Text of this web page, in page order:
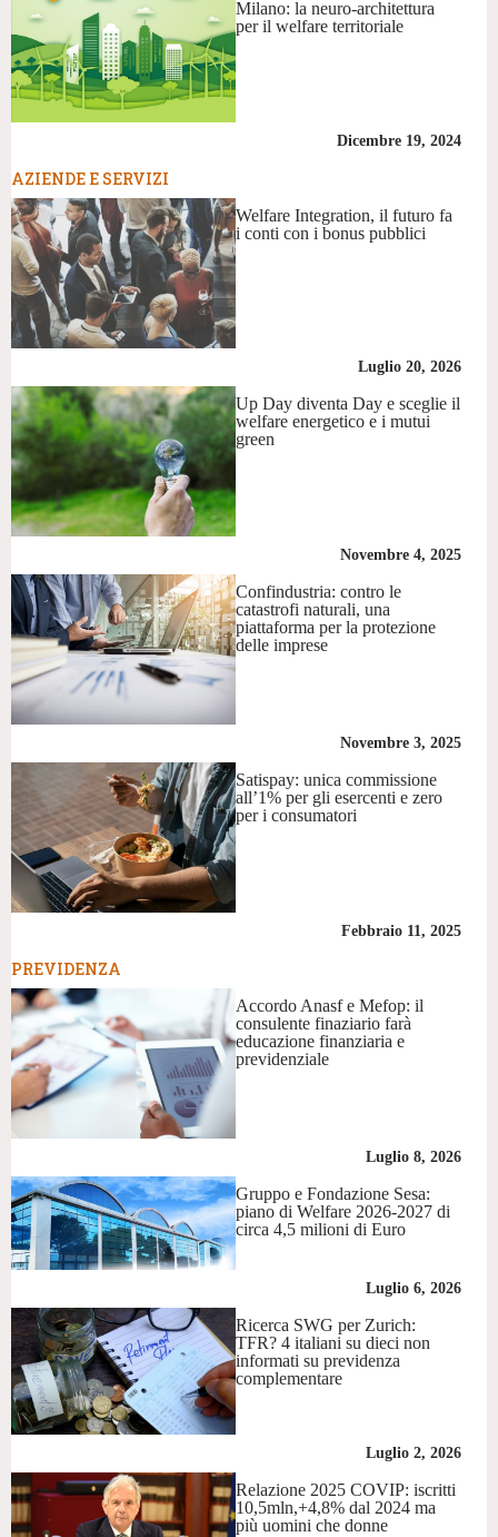
Milano: la neuro-architettura
per il welfare territoriale
Dicembre 19, 2024
AZIENDE E SERVIZI
Welfare Integration, il futuro fa
i conti con i bonus pubblici
Luglio 20, 2026
Up Day diventa Day e sceglie il
welfare energetico e i mutui
green
Novembre 4, 2025
Confindustria: contro le
catastrofi naturali, una
piattaforma per la protezione
delle imprese
Novembre 3, 2025
Satispay: unica commissione
all’1% per gli esercenti e zero
per i consumatori
Febbraio 11, 2025
PREVIDENZA
Accordo Anasf e Mefop: il
consulente finaziario farà
educazione finanziaria e
previdenziale
Luglio 8, 2026
Gruppo e Fondazione Sesa:
piano di Welfare 2026-2027 di
circa 4,5 milioni di Euro
Luglio 6, 2026
Ricerca SWG per Zurich:
TFR? 4 italiani su dieci non
informati su previdenza
complementare
Luglio 2, 2026
Relazione 2025 COVIP: iscritti
10,5mln,+4,8% dal 2024 ma
più uomini che donne